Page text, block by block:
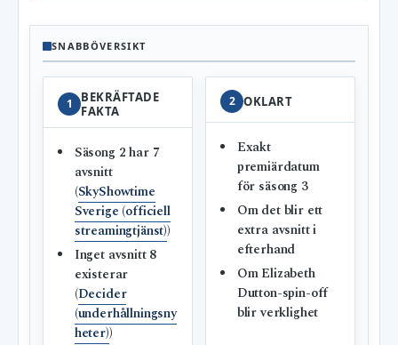
SNABBÖVERSIKT
1
BEKRÄFTADE
FAKTA
Säsong 2 har 7
avsnitt
(SkyShowtime
Sverige (officiell
streamingtjänst))
Inget avsnitt 8
existerar
(Decider
(underhållningsny
heter))
2 OKLART
Exakt
premiärdatum
för säsong 3
Om det blir ett
extra avsnitt i
efterhand
Om Elizabeth
Dutton-spin-off
blir verklighet